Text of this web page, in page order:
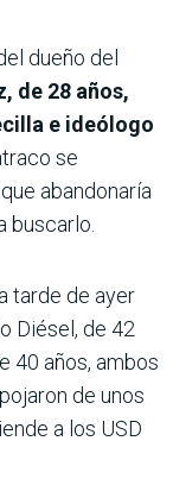
dueño del
de 28 años,
e ideólogo
se
abandonaría
buscarlo.
tarde de ayer
Diésel, de 42
40 años, ambos
de unos
a los USD